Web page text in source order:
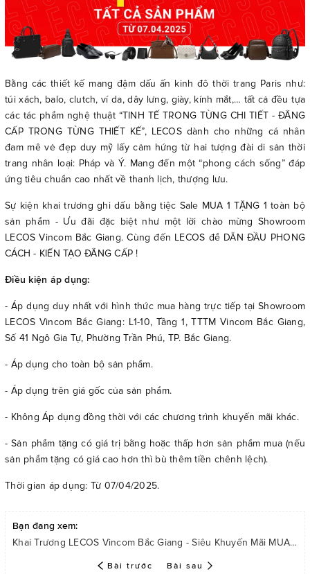
Bằng các thiết kế mang đậm dấu ấn kinh đô thời trang Paris như:
túi xách, balo, clutch, ví da, dây lưng, giày, kính mắt,… tất cả đều tựa
các tác phẩm nghệ thuật “TINH TẾ TRONG TỪNG CHI TIẾT - ĐẲNG
CẤP TRONG TỪNG THIẾT KẾ”, LECOS dành cho những cá nhân
đam mê vẻ đẹp duy mỹ lấy cảm hứng từ hai tượng đài di sản thời
trang nhân loại: Pháp và Ý. Mang đến một “phong cách sống” đáp
ứng tiêu chuẩn cao nhất về thanh lịch, thượng lưu.
Sự kiện khai trương ghi dấu bằng tiệc Sale MUA 1 TẶNG 1 toàn bộ
sản phẩm - Ưu đãi đặc biệt như một lời chào mừng Showroom
LECOS Vincom Bắc Giang. Cùng đến LECOS để DẪN ĐẦU PHONG
CÁCH - KIẾN TẠO ĐẲNG CẤP !
Điều kiện áp dụng:
- Áp dụng duy nhất với hình thức mua hàng trực tiếp tại Showroom
LECOS Vincom Bắc Giang: L1-10, Tầng 1, TTTM Vincom Bắc Giang,
Số 41 Ngô Gia Tự, Phường Trần Phú, TP. Bắc Giang.
- Áp dụng cho toàn bộ sản phẩm.
- Áp dụng trên giá gốc của sản phẩm.
- Không Áp dụng đồng thời với các chương trình khuyến mãi khác.
- Sản phẩm tặng có giá trị bằng hoặc thấp hơn sản phẩm mua (nếu
sản phẩm tặng có giá cao hơn thì bù thêm tiền chênh lệch).
Thời gian áp dụng: Từ 07/04/2025.
Bạn đang xem:
Khai Trương LECOS Vincom Bắc Giang - Siêu Khuyến Mãi MUA 1 TẶNG 1- Tất Cả Sản Phẩm
Bài trước Bài sau